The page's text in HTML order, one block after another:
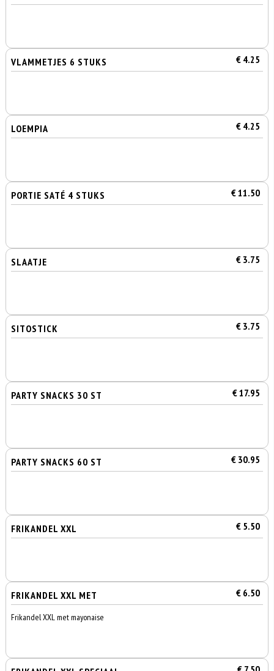
VLAMMETJES 6 STUKS € 4.25
LOEMPIA € 4.25
PORTIE SATÉ 4 STUKS € 11.50
SLAATJE € 3.75
SITOSTICK € 3.75
PARTY SNACKS 30 ST € 17.95
PARTY SNACKS 60 ST € 30.95
FRIKANDEL XXL € 5.50
FRIKANDEL XXL MET € 6.50
Frikandel XXL met mayonaise